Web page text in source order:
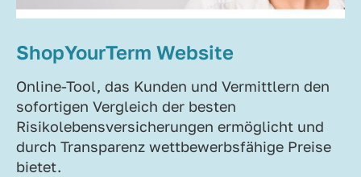
ShopYourTerm Website
Online-Tool, das Kunden und Vermittlern den
sofortigen Vergleich der besten
Risikolebensversicherungen ermöglicht und
durch Transparenz wettbewerbsfähige Preise
bietet.